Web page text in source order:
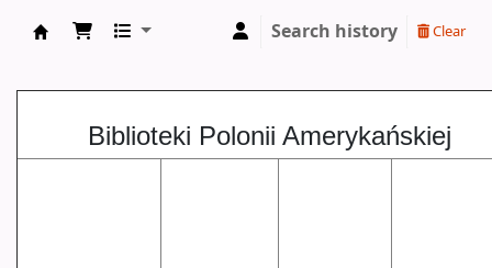
Search history Clear
Biblioteki Polonii Amerykańskiej